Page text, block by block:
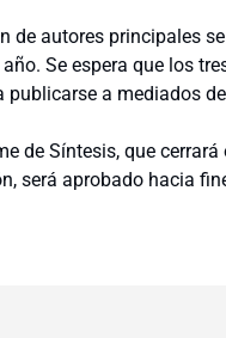
de autores principales
Se espera que los
publicarse a mediados
de Síntesis, que
será aprobado hacia